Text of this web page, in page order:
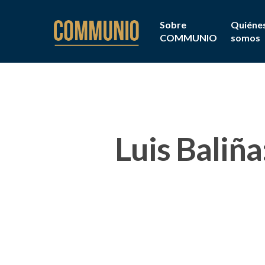
Sobre
COMMUNIO
somos
Luis